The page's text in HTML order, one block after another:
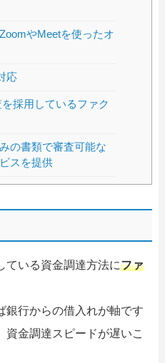
やMeetを使ったオ
応
採用しているファク
の書類で審査可能な
スを提供
ている資金調達方法にファ
銀行からの借入れが軸です
資金調達スピードが遅いこ